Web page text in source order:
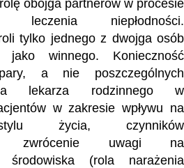
obojga partnerów w procesie
niepłodności.
tylko jednego z dwojga osób
winnego. Konieczność
a nie poszczególnych
lekarza rodzinnego w
w zakresie wpływu na
życia, czynników
zwrócenie uwagi na
środowiska (rola narażenia